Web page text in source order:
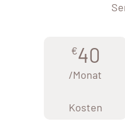
€40
/Monat
Kosten